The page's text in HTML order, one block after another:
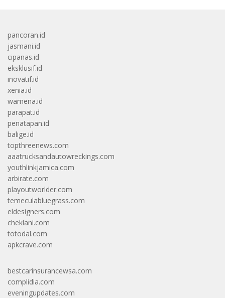
pancoran.id
jasmani.id
cipanas.id
eksklusif.id
inovatif.id
xenia.id
wamena.id
parapat.id
penatapan.id
balige.id
topthreenews.com
aaatrucksandautowreckings.com
youthlinkjamica.com
arbirate.com
playoutworlder.com
temeculabluegrass.com
eldesigners.com
cheklani.com
totodal.com
apkcrave.com
bestcarinsurancewsa.com
complidia.com
eveningupdates.com